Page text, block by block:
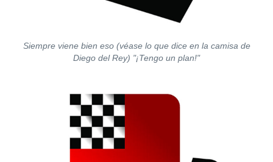
Siempre viene bien eso (véase lo que dice en la camisa de
Diego del Rey) "¡Tengo un plan!"